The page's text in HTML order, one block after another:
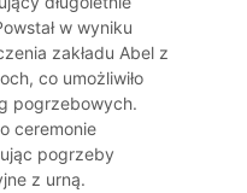
w wyniku
zakładu Abel z
co umożliwiło
pogrzebowych.
ceremonie
pogrzeby
z urną.